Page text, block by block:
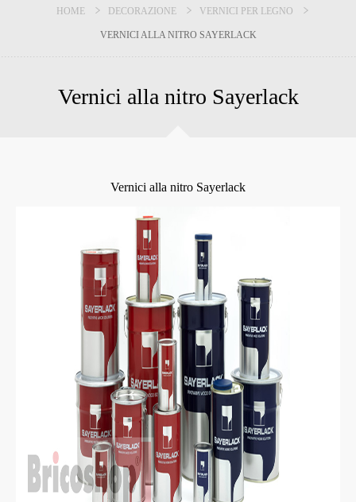
HOME DECORAZIONE VERNICI PER LEGNO
VERNICI ALLA NITRO SAYERLACK
Vernici alla nitro Sayerlack
Vernici alla nitro Sayerlack